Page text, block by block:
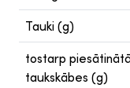
Tauki (g)
tostarp
taukskābes (g)